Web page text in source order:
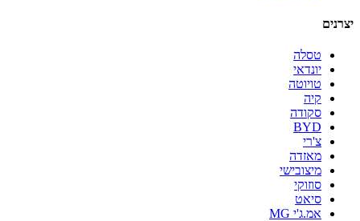
יצרנים
טסלה
יונדאי
טויוטה
קיה
סקודה
BYD
צ'רי
מאזדה
מיצובישי
סוזוקי
סיאט
אמ.ג'י MG